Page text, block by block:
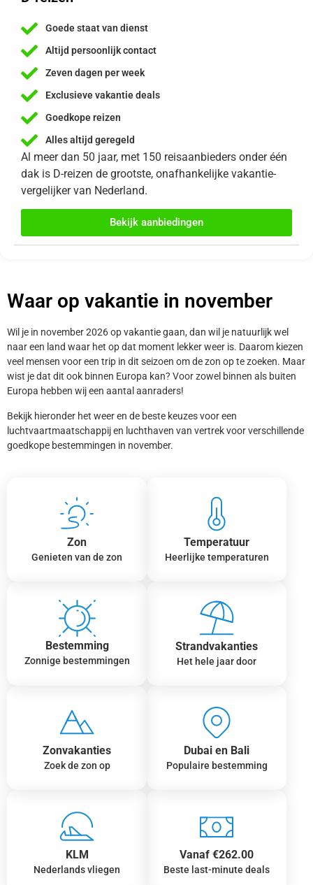
Goede staat van dienst
Altijd persoonlijk contact
Zeven dagen per week
Exclusieve vakantie deals
Goedkope reizen
Alles altijd geregeld
Al meer dan 50 jaar, met 150 reisaanbieders onder één
dak is D-reizen de grootste, onafhankelijke vakantie-
vergelijker van Nederland.
Bekijk aanbiedingen
Waar op vakantie in november
Wil je in november 2026 op vakantie gaan, dan wil je natuurlijk wel
naar een land waar het op dat moment lekker weer is. Daarom kiezen
veel mensen voor een trip in dit seizoen om de zon op te zoeken. Maar
wist je dat dit ook binnen Europa kan? Voor zowel binnen als buiten
Europa hebben wij een aantal aanraders!
Bekijk hieronder het weer en de beste keuzes voor een
luchtvaartmaatschappij en luchthaven van vertrek voor verschillende
goedkope bestemmingen in november.
Zon
Genieten van de zon
Temperatuur
Heerlijke temperaturen
Bestemming
Zonnige bestemmingen
Strandvakanties
Het hele jaar door
Zonvakanties
Zoek de zon op
Dubai en Bali
Populaire bestemming
KLM
Nederlands vliegen
Vanaf €262.00
Beste last-minute deals